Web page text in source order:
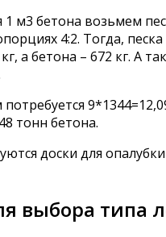
1 м3 бетона возьмем
4:2. Тогда, песка
а бетона – 672 кг. А
тонн бетона.
доски для
выбора типа